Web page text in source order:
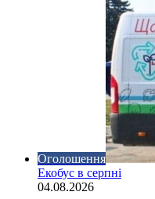
Оголошення
Екобус в серпні
04.08.2026